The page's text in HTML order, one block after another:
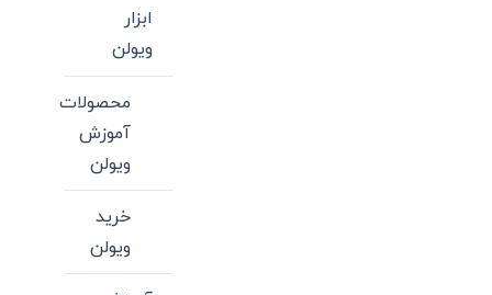
ابزار
ویولن
محصولات
آموزش
ویولن
خرید
ویولن